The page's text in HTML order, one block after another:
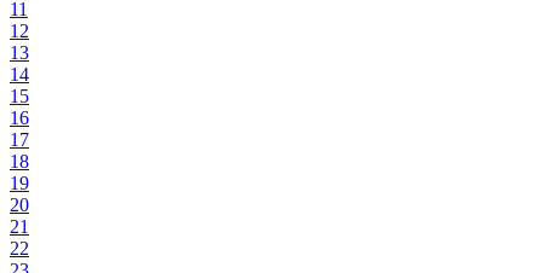
11
12
13
14
15
16
17
18
19
20
21
22